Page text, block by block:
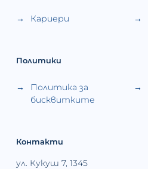
Кариери
Политики
Политика за
бисквитките
Контакти
ул. Кукуш 7, 1345